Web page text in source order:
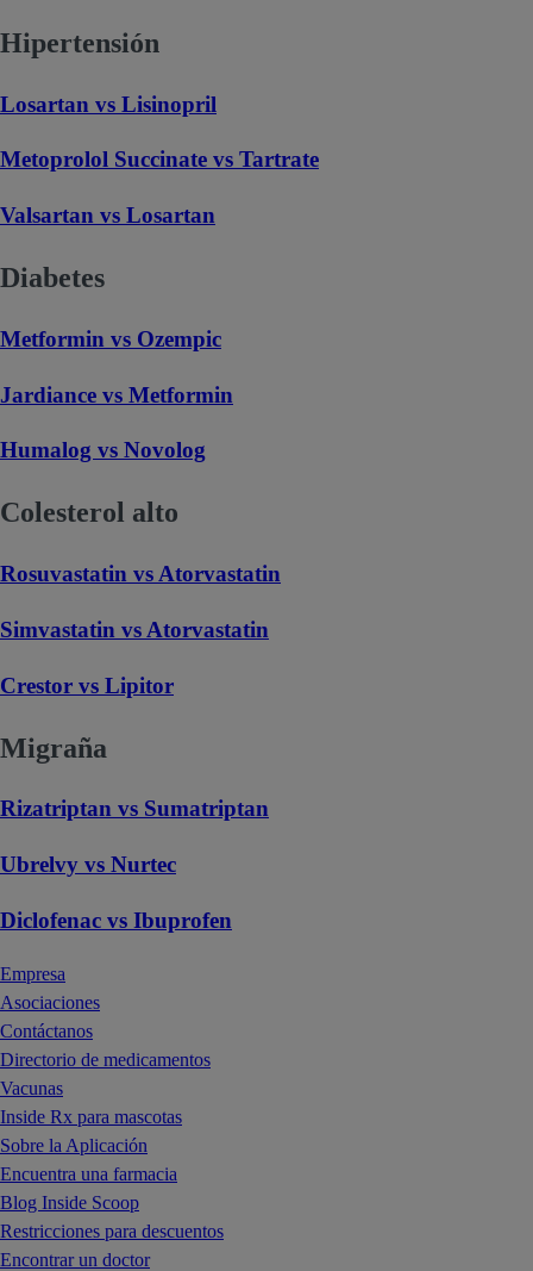
Hipertensión
Losartan vs Lisinopril
Metoprolol Succinate vs Tartrate
Valsartan vs Losartan
Diabetes
Metformin vs Ozempic
Jardiance vs Metformin
Humalog vs Novolog
Colesterol alto
Rosuvastatin vs Atorvastatin
Simvastatin vs Atorvastatin
Crestor vs Lipitor
Migraña
Rizatriptan vs Sumatriptan
Ubrelvy vs Nurtec
Diclofenac vs Ibuprofen
Empresa
Asociaciones
Contáctanos
Directorio de medicamentos
Vacunas
Inside Rx para mascotas
Sobre la Aplicación
Encuentra una farmacia
Blog Inside Scoop
Restricciones para descuentos
Encontrar un doctor